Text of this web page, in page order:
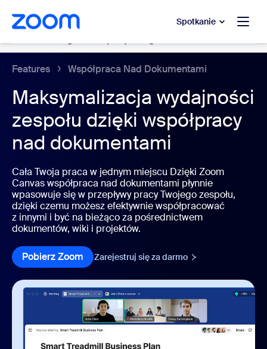
treści głównej
pomocy na czacie Spotkanie
Features Współpraca Nad Dokumentami
Maksymalizacja wydajności
zespołu dzięki współpracy
nad dokumentami
Cała Twoja praca w jednym miejscu Dzięki Zoom
Canvas współpraca nad dokumentami płynnie
wpasowuje się w przepływy pracy Twojego zespołu,
dzięki czemu możesz efektywnie współpracować
z innymi i być na bieżąco za pośrednictwem
dokumentów, wiki i projektów.
Pobierz Zoom Pobierz Zoom
Zarejestruj się za darmo Zarejestruj się za